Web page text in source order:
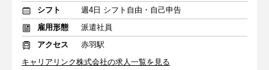
シフト
週4日 シフト自由・自己申告
雇用形態
派遣社員
アクセス
赤羽駅
キャリアリンク株式会社の求人一覧を見る